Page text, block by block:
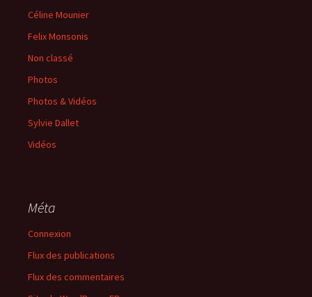
Céline Mounier
Felix Monsonis
Non classé
Photos
Photos & Vidéos
Sylvie Dallet
Vidéos
Méta
Connexion
Flux des publications
Flux des commentaires